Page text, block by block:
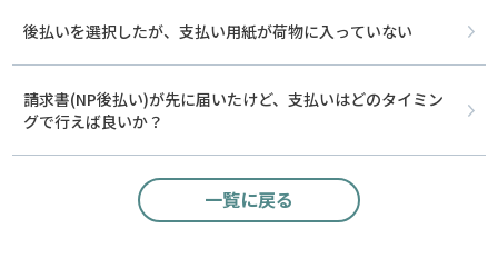
後払いを選択したが、支払い用紙が荷物に入っていない
請求書(NP後払い)が先に届いたけど、支払いはどのタイミン
グで行えば良いか？
一覧に戻る